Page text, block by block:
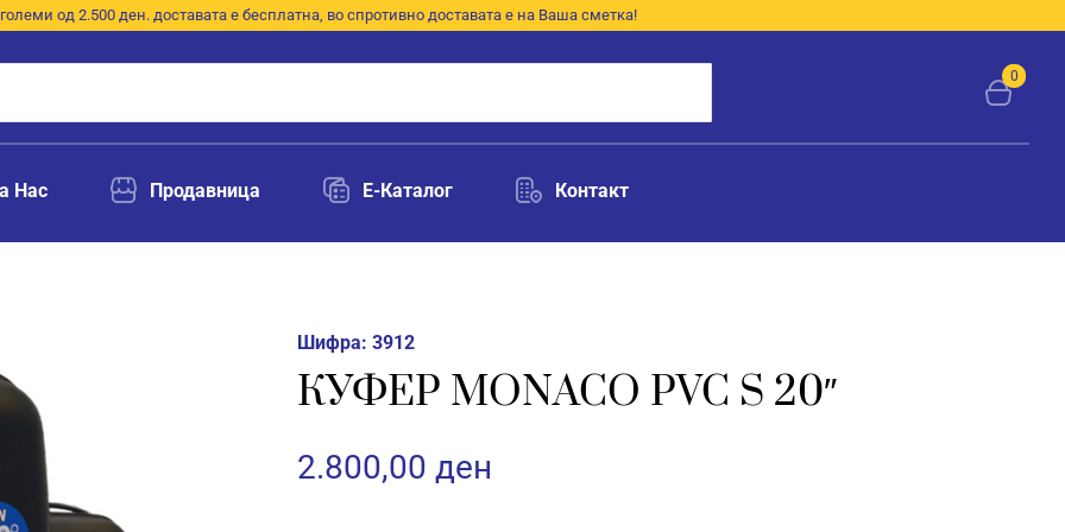
од 2.500 ден. доставата е бесплатна, во спротивно доставата е на Ваша сметка!
0
Нас Продавница E-Каталог Контакт
Шифра: 3912
КУФЕР MONACO PVC S 20″
2.800,00 ден